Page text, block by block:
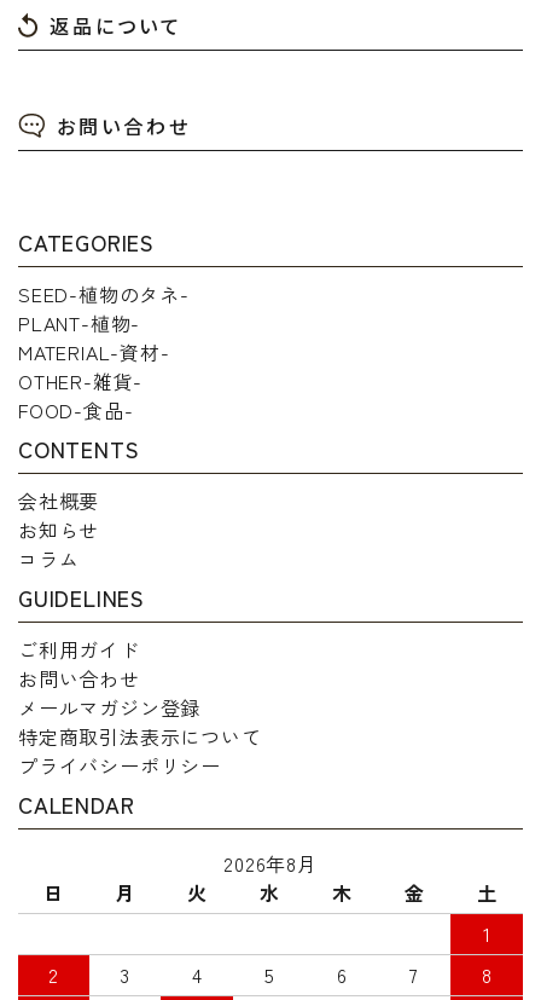
検索する
返品について
お問い合わせ
CATEGORIES
SEED-植物のタネ-
PLANT-植物-
MATERIAL-資材-
OTHER-雑貨-
FOOD-食品-
CONTENTS
会社概要
お知らせ
コラム
GUIDELINES
ご利用ガイド
お問い合わせ
メールマガジン登録
特定商取引法表示について
プライバシーポリシー
CALENDAR
2026年8月
日
月 火 水 木 金
土
1
2
3 4 5 6 7
8